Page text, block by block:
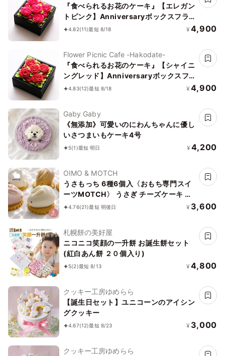
『食べられるお花のケーキ』【エレガン
トピンク】Anniversaryボックスフラ
ワーケーキ＜ミニサイズ＞
4.82(11)最短 8/18 ¥ 4,900
Flower Picnic Cafe -Hakodate-
『食べられるお花のケーキ』【シャイニ
ングレッド】Anniversaryボックスフ
ラワーケーキ＜ミニサイズ＞
4.83(12)最短 8/18 ¥ 4,900
Gaby Gaby
《無添加》可愛いのにわんちゃんに優し
いさつまいもケーキ4号
5(1)最短 明日 ¥ 4,200
OIMO & MOTCH
うさもっち 6種6個入〈おもち専門スイ
ーツMOTCH〉 うさぎ チーズケーキ 和
洋菓子 個包装 もちもち チーズムース お
4.76(21)最短 明後日 ¥ 3,600
札幌餅の美好屋
ニコニコ笑顔の一升餅 お誕生餅セット
(紅白あん餅 ２０個入り)
5(2)最短 8/13 ¥ 4,800
クッキー工房ゆめらら
【誕生日セット】ユニコーンのアイシン
グクッキー
4.67(12)最短 8/23 ¥ 3,000
クッキー工房ゆめらら